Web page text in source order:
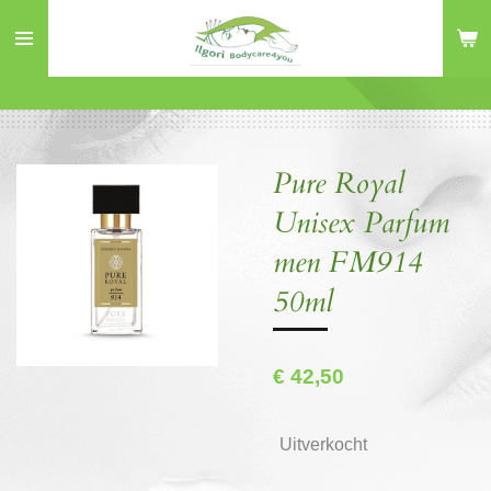
direct
hoofdinhoud
Pure Royal
Unisex Parfum
men FM914
50ml
€ 42,50
Uitverkocht